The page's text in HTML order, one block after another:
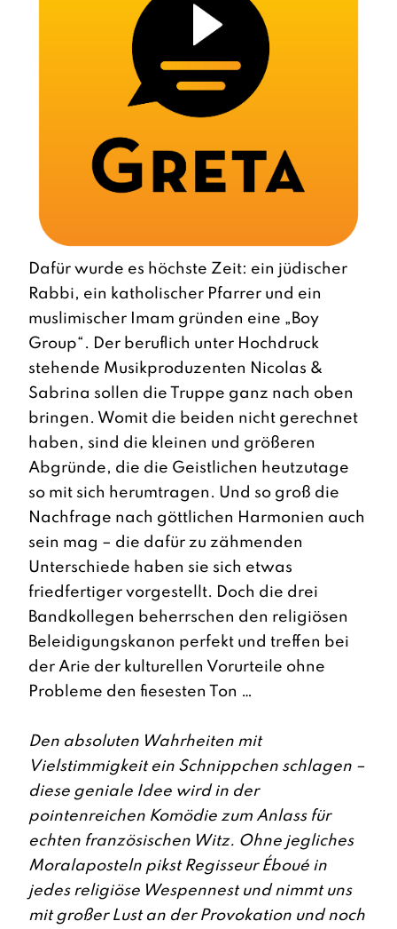
Dafür wurde es höchste Zeit: ein jüdischer
Rabbi, ein katholischer Pfarrer und ein
muslimischer Imam gründen eine „Boy
Group“. Der beruflich unter Hochdruck
stehende Musikproduzenten Nicolas &
Sabrina sollen die Truppe ganz nach oben
bringen. Womit die beiden nicht gerechnet
haben, sind die kleinen und größeren
Abgründe, die die Geistlichen heutzutage
so mit sich herumtragen. Und so groß die
Nachfrage nach göttlichen Harmonien auch
sein mag – die dafür zu zähmenden
Unterschiede haben sie sich etwas
friedfertiger vorgestellt. Doch die drei
Bandkollegen beherrschen den religiösen
Beleidigungskanon perfekt und treffen bei
der Arie der kulturellen Vorurteile ohne
Probleme den fiesesten Ton …
Den absoluten Wahrheiten mit
Vielstimmigkeit ein Schnippchen schlagen –
diese geniale Idee wird in der
pointenreichen Komödie zum Anlass für
echten französischen Witz. Ohne jegliches
Moralaposteln pikst Regisseur Éboué in
jedes religiöse Wespennest und nimmt uns
mit großer Lust an der Provokation und noch